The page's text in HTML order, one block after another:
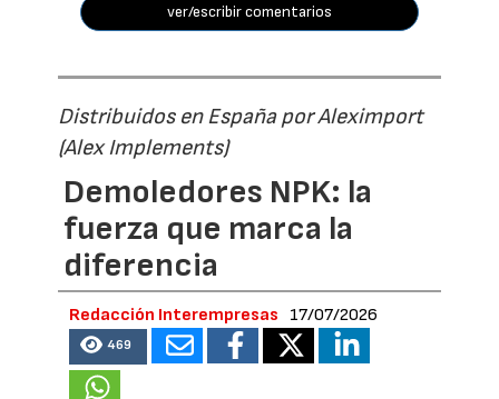
ver/escribir comentarios
Distribuidos en España por Aleximport
(Alex Implements)
Demoledores NPK: la
fuerza que marca la
diferencia
Redacción Interempresas 17/07/2026
469